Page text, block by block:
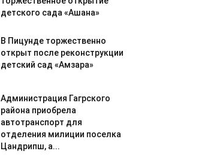
детского сада «Ашана»
В Пицунде торжественно
открыт после реконструкции
детский сад «Амзара»
Администрация Гагрского
района приобрела
автотранспорт для
отделения милиции поселка
Цандрипш, а...